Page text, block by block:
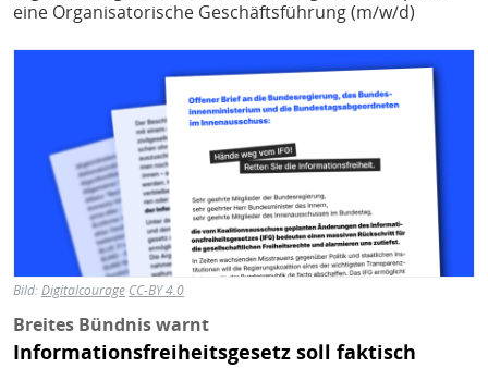
eine Organisatorische Geschäftsführung (m/w/d)
Bild
Bild:Digitalcourage CC-BY 4.0
Breites Bündnis warnt
Informationsfreiheitsgesetz soll faktisch